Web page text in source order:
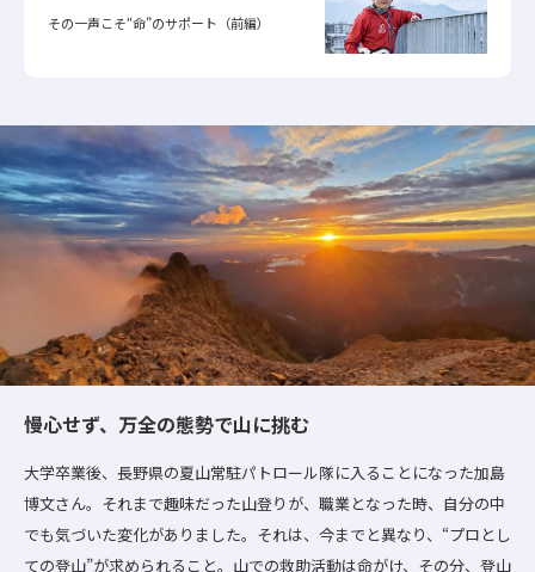
その一声こそ“命”のサポート（前編）
慢心せず、万全の態勢で山に挑む
大学卒業後、長野県の夏山常駐パトロール隊に入ることになった加島
博文さん。それまで趣味だった山登りが、職業となった時、自分の中
でも気づいた変化がありました。それは、今までと異なり、“プロとし
ての登山”が求められること。山での救助活動は命がけ、その分、登山